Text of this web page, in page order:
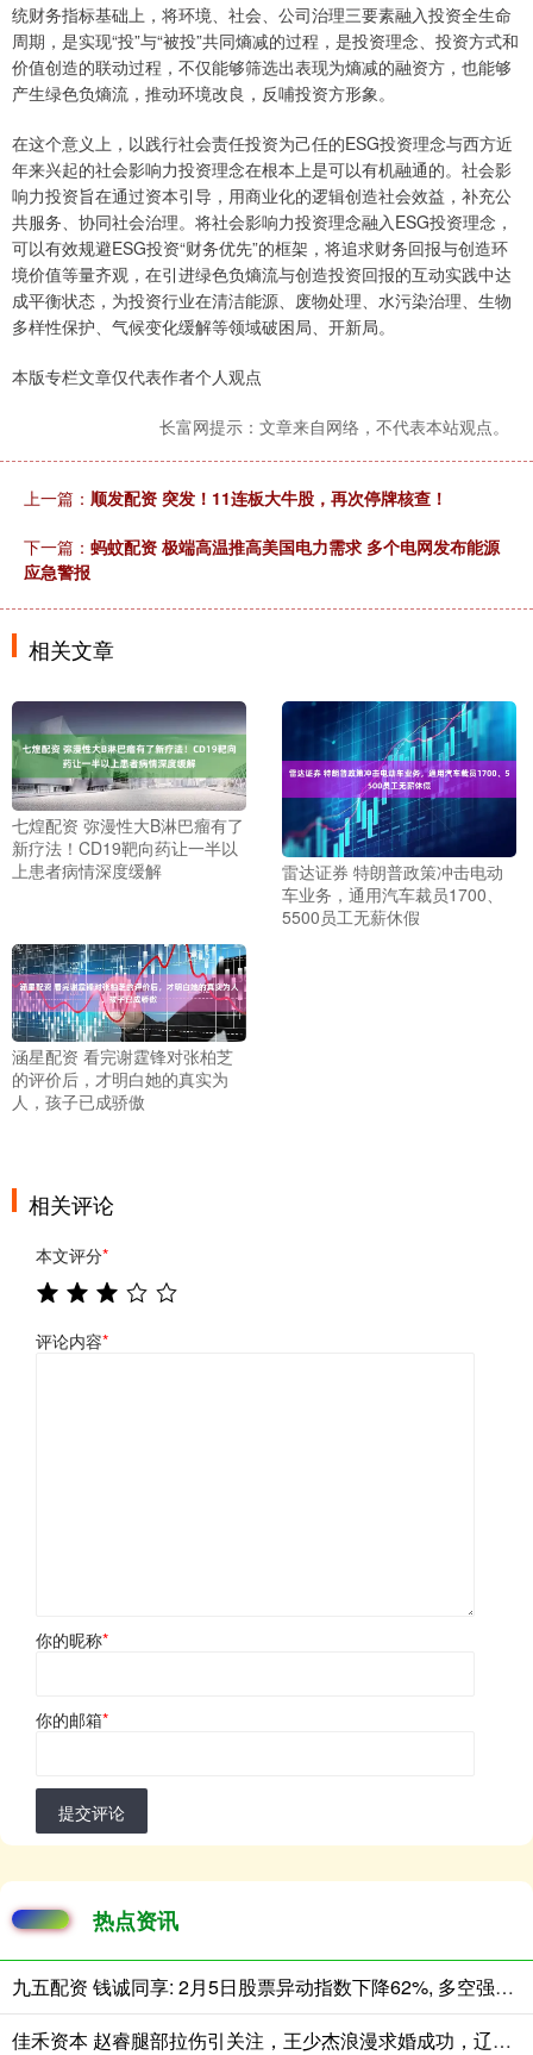
统财务指标基础上，将环境、社会、公司治理三要素融入投资全生命
周期，是实现“投”与“被投”共同熵减的过程，是投资理念、投资方式和
价值创造的联动过程，不仅能够筛选出表现为熵减的融资方，也能够
产生绿色负熵流，推动环境改良，反哺投资方形象。
在这个意义上，以践行社会责任投资为己任的ESG投资理念与西方近
年来兴起的社会影响力投资理念在根本上是可以有机融通的。社会影
响力投资旨在通过资本引导，用商业化的逻辑创造社会效益，补充公
共服务、协同社会治理。将社会影响力投资理念融入ESG投资理念，
可以有效规避ESG投资“财务优先”的框架，将追求财务回报与创造环
境价值等量齐观，在引进绿色负熵流与创造投资回报的互动实践中达
成平衡状态，为投资行业在清洁能源、废物处理、水污染治理、生物
多样性保护、气候变化缓解等领域破困局、开新局。
本版专栏文章仅代表作者个人观点
长富网提示：文章来自网络，不代表本站观点。
上一篇： 顺发配资 突发！11连板大牛股，再次停牌核查！
下一篇： 蚂蚊配资 极端高温推高美国电力需求 多个电网发布能源
应急警报
相关文章
七煌配资 弥漫性大B淋巴瘤有了
新疗法！CD19靶向药让一半以
上患者病情深度缓解
雷达证券 特朗普政策冲击电动
车业务，通用汽车裁员1700、
5500员工无薪休假
涵星配资 看完谢霆锋对张柏芝
的评价后，才明白她的真实为
人，孩子已成骄傲
相关评论
本文评分*
评论内容*
你的昵称*
你的邮箱*
提交评论
热点资讯
九五配资 钱诚同享: 2月5日股票异动指数下降62%, 多空强度净值为-83只股
佳禾资本 赵睿腿部拉伤引关注，王少杰浪漫求婚成功，辽宁男篮功勋刘志轩执教青年队